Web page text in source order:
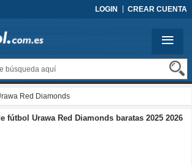
LOGIN CREAR CUENTA
Red Diamonds
fútbol Urawa Red Diamonds baratas 2025 2026